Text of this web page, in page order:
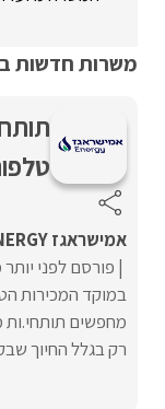
משרות חדשות
אמישראגז ENERGY
פורסם לפני
מחפשים תותחי.ות
רק בגלל החיוך